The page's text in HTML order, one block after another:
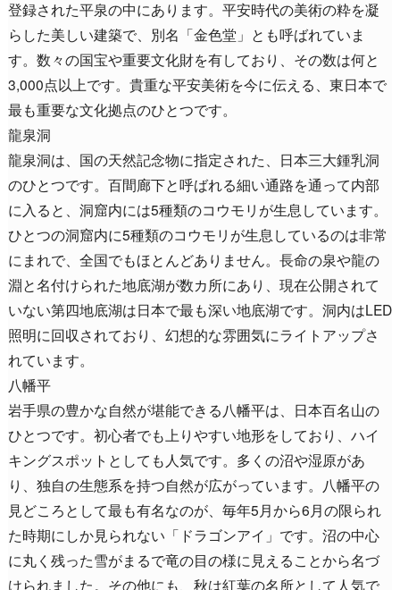
登録された平泉の中にあります。平安時代の美術の粋を凝
らした美しい建築で、別名「金色堂」とも呼ばれていま
す。数々の国宝や重要文化財を有しており、その数は何と
3,000点以上です。貴重な平安美術を今に伝える、東日本で
最も重要な文化拠点のひとつです。
龍泉洞
龍泉洞は、国の天然記念物に指定された、日本三大鍾乳洞
のひとつです。百間廊下と呼ばれる細い通路を通って内部
に入ると、洞窟内には5種類のコウモリが生息しています。
ひとつの洞窟内に5種類のコウモリが生息しているのは非常
にまれで、全国でもほとんどありません。長命の泉や龍の
淵と名付けられた地底湖が数カ所にあり、現在公開されて
いない第四地底湖は日本で最も深い地底湖です。洞内はLED
照明に回収されており、幻想的な雰囲気にライトアップさ
れています。
八幡平
岩手県の豊かな自然が堪能できる八幡平は、日本百名山の
ひとつです。初心者でも上りやすい地形をしており、ハイ
キングスポットとしても人気です。多くの沼や湿原があ
り、独自の生態系を持つ自然が広がっています。八幡平の
見どころとして最も有名なのが、毎年5月から6月の限られ
た時期にしか見られない「ドラゴンアイ」です。沼の中心
に丸く残った雪がまるで竜の目の様に見えることから名づ
けられました。その他にも、秋は紅葉の名所として人気で